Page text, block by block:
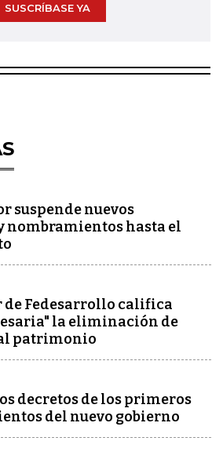
SUSCRÍBASE YA
suspende nuevos
nombramientos hasta el
Fedesarrollo califica
la eliminación de
patrimonio
decretos de los primeros
del nuevo gobierno